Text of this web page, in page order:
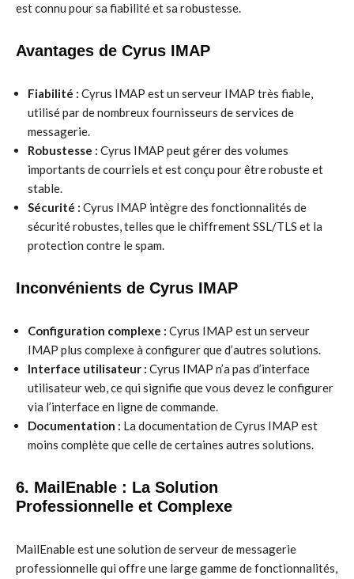
est connu pour sa fiabilité et sa robustesse.
Avantages de Cyrus IMAP
Fiabilité : Cyrus IMAP est un serveur IMAP très fiable,
utilisé par de nombreux fournisseurs de services de
messagerie.
Robustesse : Cyrus IMAP peut gérer des volumes
importants de courriels et est conçu pour être robuste et
stable.
Sécurité : Cyrus IMAP intègre des fonctionnalités de
sécurité robustes, telles que le chiffrement SSL/TLS et la
protection contre le spam.
Inconvénients de Cyrus IMAP
Configuration complexe : Cyrus IMAP est un serveur
IMAP plus complexe à configurer que d’autres solutions.
Interface utilisateur : Cyrus IMAP n’a pas d’interface
utilisateur web, ce qui signifie que vous devez le configurer
via l’interface en ligne de commande.
Documentation : La documentation de Cyrus IMAP est
moins complète que celle de certaines autres solutions.
6. MailEnable : La Solution
Professionnelle et Complexe
MailEnable est une solution de serveur de messagerie
professionnelle qui offre une large gamme de fonctionnalités,